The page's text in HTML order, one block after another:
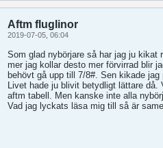
Aftm fluglinor
2019-07-05, 06:04
Som glad nybörjare så har jag ju
mer jag kollar desto mer förvirrad blir
behövt gå upp till 7/8#. Sen kikade
Livet hade ju blivit betydligt lättare
aftm tabell. Men kanske inte alla
Vad jag lyckats läsa mig till så är